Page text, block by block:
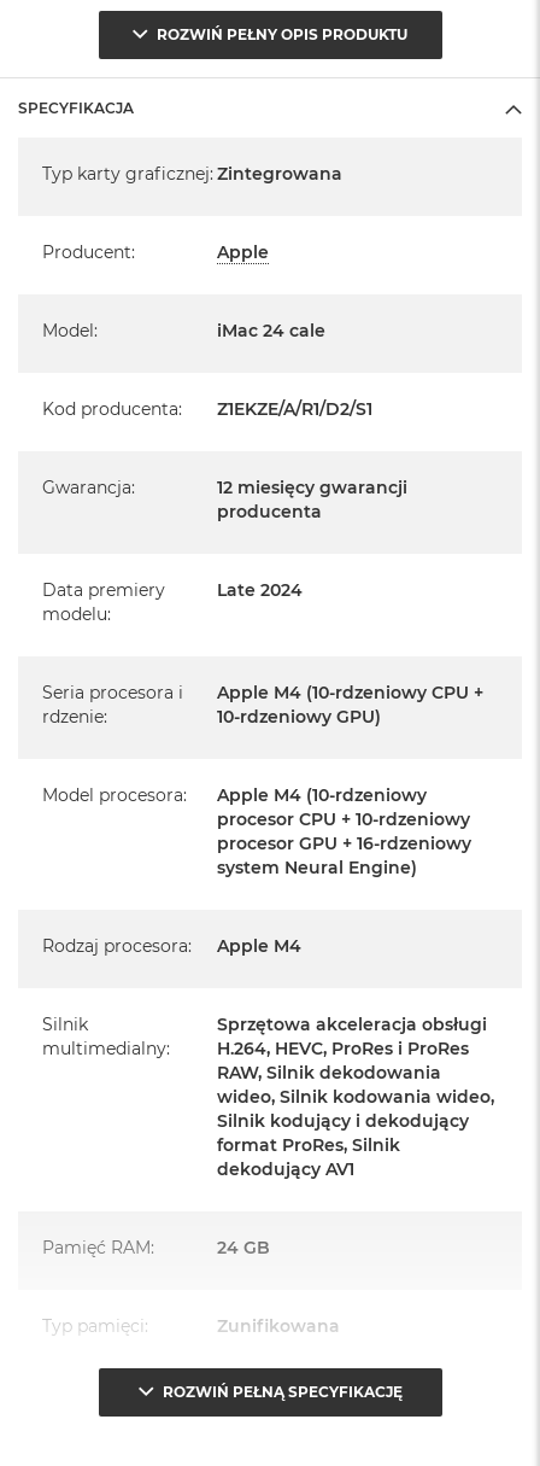
System operacyjny macOS Sequoia
- lub nowszy, z darmową aktualizacją.
iMac jest nowy
Istnieje możliwość przedłużenia gwarancji producenta.
Szczegółowe informacje na ten temat uzyskają Państwo
Posiada fabryczne opakowanie
Język polski wybieramy przy pierwszym uruchomieniu
Zawartość zestawu:
Przewód zasilający (2 m)
Przewód USB‑C do ładowania
ozdobą, gdziekolwiek się pojawi.
TURBODOPALANY CZIPEM M4
zrobisz więcej szybciej. Bawisz się czy pracujesz, edytujesz
ROZWIŃ PEŁNY OPIS PRODUKTU
SPECYFIKACJA
Typ karty graficznej: Zintegrowana
Producent: Apple
Model: iMac 24 cale
Kod producenta: Z1EKZE/A/R1/D2/S1
Gwarancja:
12 miesięcy gwarancji
producenta
Data premiery
modelu:
Late 2024
Seria procesora i
rdzenie:
Apple M4 (10-rdzeniowy CPU +
10-rdzeniowy GPU)
Model procesora:
Apple M4 (10-rdzeniowy
procesor CPU + 10-rdzeniowy
procesor GPU + 16-rdzeniowy
system Neural Engine)
Rodzaj procesora: Apple M4
Silnik
multimedialny:
Sprzętowa akceleracja obsługi
H.264, HEVC, ProRes i ProRes
RAW, Silnik dekodowania
wideo, Silnik kodowania wideo,
Silnik kodujący i dekodujący
format ProRes, Silnik
dekodujący AV1
Pamięć RAM: 24 GB
Typ pamięci: Zunifikowana
Przepustowość
120 GB/s
ROZWIŃ PEŁNĄ SPECYFIKACJĘ